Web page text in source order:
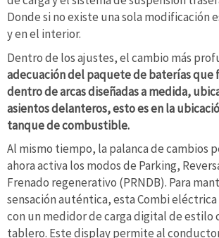
Donde si no existe una sola modificación
y en el interior.
Dentro de los ajustes, el cambio más
adecuación del paquete de baterías que
dentro de arcas diseñadas a medida,
asientos delanteros, esto es en la
tanque de combustible.
Al mismo tiempo, la palanca de cambios
ahora activa los modos de Parking,
Frenado regenerativo (PRNDB). Para
sensación auténtica, esta Combi
con un medidor de carga digital de estilo
tablero. Este display permite al